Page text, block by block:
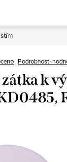
Podrobnosti
k